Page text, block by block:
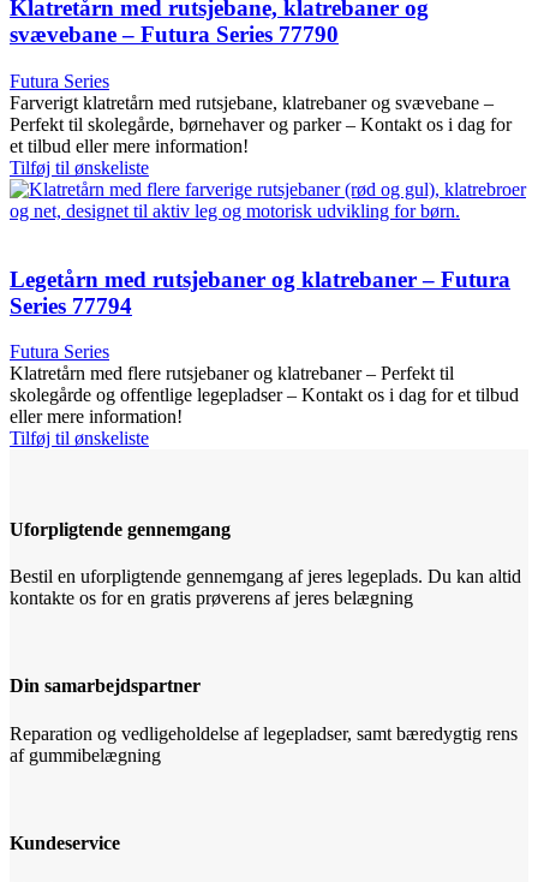
Klatretårn med rutsjebane, klatrebaner og
svævebane – Futura Series 77790
Futura Series
Farverigt klatretårn med rutsjebane, klatrebaner og svævebane –
Perfekt til skolegårde, børnehaver og parker – Kontakt os i dag for
et tilbud eller mere information!
Tilføj til ønskeliste
Legetårn med rutsjebaner og klatrebaner – Futura
Series 77794
Futura Series
Klatretårn med flere rutsjebaner og klatrebaner – Perfekt til
skolegårde og offentlige legepladser – Kontakt os i dag for et tilbud
eller mere information!
Tilføj til ønskeliste
Uforpligtende gennemgang
Bestil en uforpligtende gennemgang af jeres legeplads. Du kan altid
kontakte os for en gratis prøverens af jeres belægning
Din samarbejdspartner
Reparation og vedligeholdelse af legepladser, samt bæredygtig rens
af gummibelægning
Kundeservice